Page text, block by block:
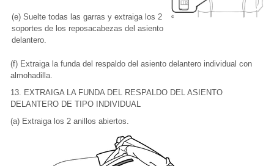
(e) Suelte todas las garras y extraiga los 2
soportes de los reposacabezas del asiento
delantero.
(f) Extraiga la funda del respaldo del asiento delantero individual con
almohadilla.
13. EXTRAIGA LA FUNDA DEL RESPALDO DEL ASIENTO
DELANTERO DE TIPO INDIVIDUAL
(a) Extraiga los 2 anillos abiertos.